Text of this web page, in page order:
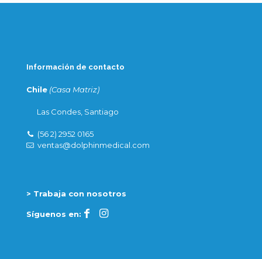
Información de contacto
Chile (Casa Matriz)
Las Condes, Santiago
(56 2) 2952 0165
ventas@dolphinmedical.com
> Trabaja con nosotros
Síguenos en: